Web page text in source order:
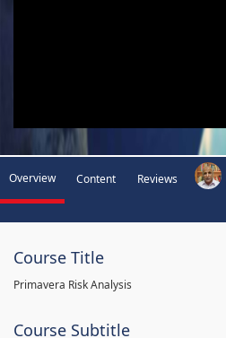
Overview Content Reviews
Course Title
Primavera Risk Analysis
Course Subtitle